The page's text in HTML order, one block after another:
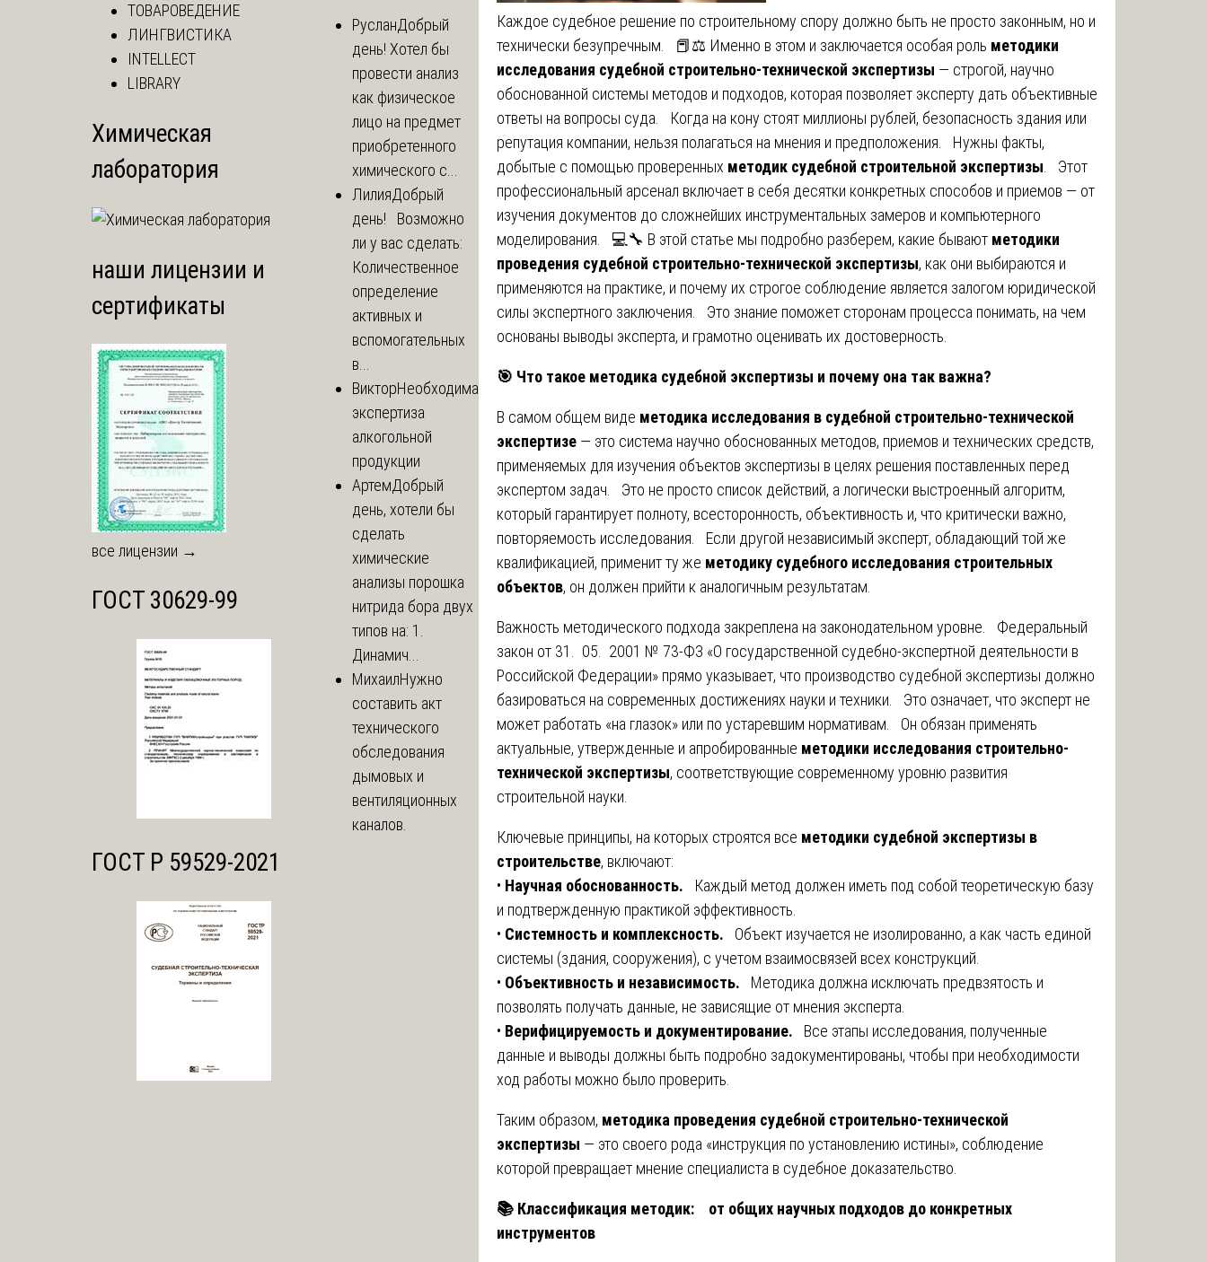
Каждое судебное решение по строительному спору должно быть не просто законным, но и
технически безупречным. 📕⚖️ Именно в этом и заключается особая роль методики
исследования судебной строительно-технической экспертизы — строгой, научно
обоснованной системы методов и подходов, которая позволяет эксперту дать объективные
ответы на вопросы суда. Когда на кону стоят миллионы рублей, безопасность здания или
репутация компании, нельзя полагаться на мнения и предположения. Нужны факты,
добытые с помощью проверенных методик судебной строительной экспертизы . Этот
профессиональный арсенал включает в себя десятки конкретных способов и приемов — от
изучения документов до сложнейших инструментальных замеров и компьютерного
моделирования. 💻🔧 В этой статье мы подробно разберем, какие бывают методики
проведения судебной строительно-технической экспертизы, как они выбираются и
применяются на практике, и почему их строгое соблюдение является залогом юридической
силы экспертного заключения. Это знание поможет сторонам процесса понимать, на чем
основаны выводы эксперта, и грамотно оценивать их достоверность.
🎯 Что такое методика судебной экспертизы и почему она так важна?
В самом общем виде методика исследования в судебной строительно-технической
экспертизе — это система научно обоснованных методов, приемов и технических средств,
применяемых для изучения объектов экспертизы в целях решения поставленных перед
экспертом задач. Это не просто список действий, а логически выстроенный алгоритм,
который гарантирует полноту, всесторонность, объективность и, что критически важно,
повторяемость исследования. Если другой независимый эксперт, обладающий той же
квалификацией, применит ту же методику судебного исследования строительных
объектов, он должен прийти к аналогичным результатам.
Важность методического подхода закреплена на законодательном уровне. Федеральный
закон от 31. 05. 2001 № 73-ФЗ «О государственной судебно-экспертной деятельности в
Российской Федерации» прямо указывает, что производство судебной экспертизы должно
базироваться на современных достижениях науки и техники. Это означает, что эксперт не
может работать «на глазок» или по устаревшим нормативам. Он обязан применять
актуальные, утвержденные и апробированные методики исследования строительно-
технической экспертизы, соответствующие современному уровню развития
строительной науки.
Ключевые принципы, на которых строятся все методики судебной экспертизы в
строительстве, включают:
• Научная обоснованность.
Каждый метод должен иметь под собой теоретическую базу
и подтвержденную практикой эффективность.
• Системность и комплексность.
Объект изучается не изолированно, а как часть единой
системы (здания, сооружения), с учетом взаимосвязей всех конструкций.
• Объективность и независимость.
Методика должна исключать предвзятость и
позволять получать данные, не зависящие от мнения эксперта.
• Верифицируемость и документирование.
Все этапы исследования, полученные
данные и выводы должны быть подробно задокументированы, чтобы при необходимости
ход работы можно было проверить.
Таким образом, методика проведения судебной строительно-технической
экспертизы — это своего рода «инструкция по установлению истины», соблюдение
которой превращает мнение специалиста в судебное доказательство.
📚 Классификация методик: от общих научных подходов до конкретных
инструментов
ТОВАРОВЕДЕНИЕ
ЛИНГВИСТИКА
INTELLECT
LIBRARY
Химическая
лаборатория
наши лицензии и
сертификаты
все лицензии →
ГОСТ 30629-99
ГОСТ Р 59529-2021
РусланДобрый
день! Хотел бы
провести анализ
как физическое
лицо на предмет
приобретенного
химического с...
ЛилияДобрый
день! Возможно
ли у вас сделать:
Количественное
определение
активных и
вспомогательных
в...
ВикторНеобходима
экспертиза
алкогольной
продукции
АртемДобрый
день, хотели бы
сделать
химические
анализы порошка
нитрида бора двух
типов на: 1.
Динамич...
МихаилНужно
составить акт
технического
обследования
дымовых и
вентиляционных
каналов.